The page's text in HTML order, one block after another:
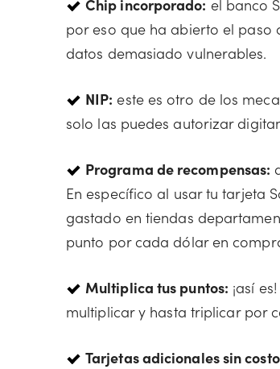
Chip incorporado: el banco
por eso que ha abierto el
datos demasiado vulnerables.
NIP: este es otro de los
solo las puedes autorizar
Programa de recompensas:
En específico al usar tu tarjeta
gastado en tiendas
punto por cada dólar en
Multiplica tus puntos: ¡así
multiplicar y hasta triplicar por
Tarjetas adicionales sin